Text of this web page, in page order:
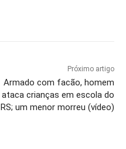
Próximo artigo
Armado com facão, homem
ataca crianças em escola do
RS; um menor morreu (vídeo)